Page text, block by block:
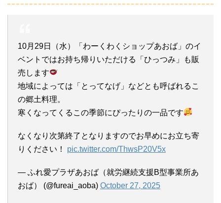
10月29日（水）「わーくわくショップあおば」のイ
ベントではお持ち帰りいただける「ひっつみ」も販
売します
地域によっては「とってなげ」などとも呼ばれるこ
の郷土料理。
寒くなってくるこの季節にぴったりの一品です
なくなり次第終了となりますのでお早めにお立ち寄
りください！ pic.twitter.com/ThwsP20V5x
— ふれ愛プラザあおば（就労継続支援B型事業所あ
おば） (@fureai_aoba) October 27, 2025